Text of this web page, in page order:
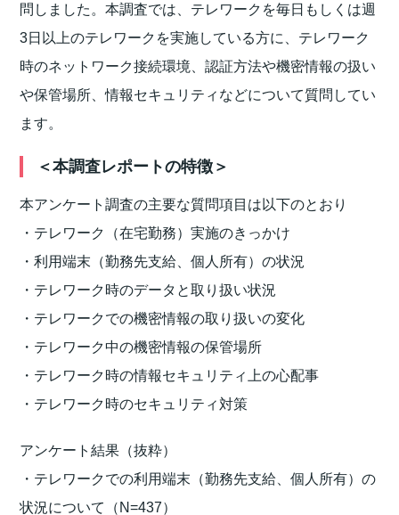
問しました。本調査では、テレワークを毎日もしくは週
3日以上のテレワークを実施している方に、テレワーク
時のネットワーク接続環境、認証方法や機密情報の扱い
や保管場所、情報セキュリティなどについて質問してい
ます。
＜本調査レポートの特徴＞
本アンケート調査の主要な質問項目は以下のとおり
・テレワーク（在宅勤務）実施のきっかけ
・利用端末（勤務先支給、個人所有）の状況
・テレワーク時のデータと取り扱い状況
・テレワークでの機密情報の取り扱いの変化
・テレワーク中の機密情報の保管場所
・テレワーク時の情報セキュリティ上の心配事
・テレワーク時のセキュリティ対策
アンケート結果（抜粋）
・テレワークでの利用端末（勤務先支給、個人所有）の
状況について（N=437）